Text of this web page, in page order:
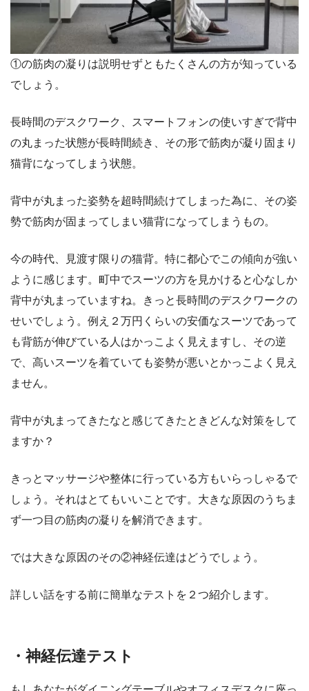
①の筋肉の凝りは説明せずともたくさんの方が知っている
でしょう。
長時間のデスクワーク、スマートフォンの使いすぎで背中
の丸まった状態が長時間続き、その形で筋肉が凝り固まり
猫背になってしまう状態。
背中が丸まった姿勢を超時間続けてしまった為に、その姿
勢で筋肉が固まってしまい猫背になってしまうもの。
今の時代、見渡す限りの猫背。特に都心でこの傾向が強い
ように感じます。町中でスーツの方を見かけると心なしか
背中が丸まっていますね。きっと長時間のデスクワークの
せいでしょう。例え２万円くらいの安価なスーツであって
も背筋が伸びている人はかっこよく見えますし、その逆
で、高いスーツを着ていても姿勢が悪いとかっこよく見え
ません。
背中が丸まってきたなと感じてきたときどんな対策をして
ますか？
きっとマッサージや整体に行っている方もいらっしゃるで
しょう。それはとてもいいことです。大きな原因のうちま
ず一つ目の筋肉の凝りを解消できます。
では大きな原因のその②神経伝達はどうでしょう。
詳しい話をする前に簡単なテストを２つ紹介します。
・神経伝達テスト